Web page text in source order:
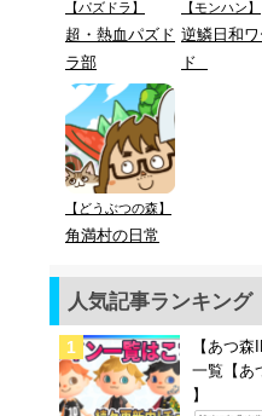
【パズドラ】
超・熱血パズド
ラ部
【モンハン】
逆鱗日和
ド
【どうぶつの森】
角満村の日常
人気記事ランキング
【あつ
一覧【あ
】